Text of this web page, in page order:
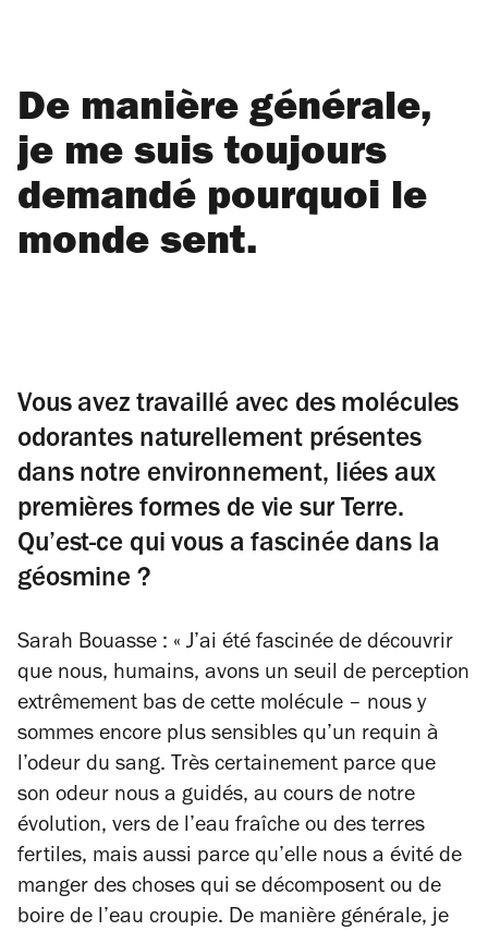
De manière générale,
je me suis toujours
demandé pourquoi le
monde sent.
Vous avez travaillé avec des molécules
odorantes naturellement présentes
dans notre environnement, liées aux
premières formes de vie sur Terre.
Qu’est-ce qui vous a fascinée dans la
géosmine ?
Sarah Bouasse : « J’ai été fascinée de découvrir
que nous, humains, avons un seuil de perception
extrêmement bas de cette molécule – nous y
sommes encore plus sensibles qu’un requin à
l’odeur du sang. Très certainement parce que
son odeur nous a guidés, au cours de notre
évolution, vers de l’eau fraîche ou des terres
fertiles, mais aussi parce qu’elle nous a évité de
manger des choses qui se décomposent ou de
boire de l’eau croupie. De manière générale, je